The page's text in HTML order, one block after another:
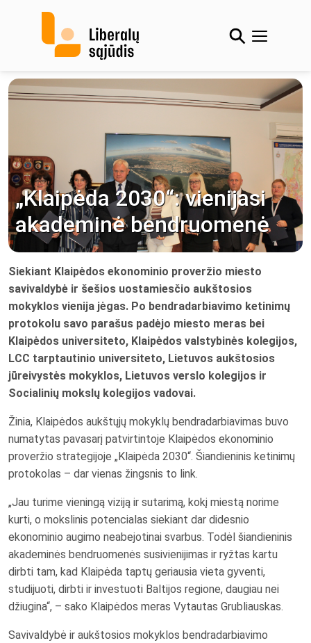
„Klaipėda 2030“: vienijasi
akademinė bendruomenė
Siekiant Klaipėdos ekonominio proveržio miesto
savivaldybė ir šešios uostamiesčio aukštosios
mokyklos vienija jėgas. Po bendradarbiavimo ketinimų
protokolu savo parašus padėjo miesto meras bei
Klaipėdos universiteto, Klaipėdos valstybinės kolegijos,
LCC tarptautinio universiteto, Lietuvos aukštosios
jūreivystės mokyklos, Lietuvos verslo kolegijos ir
Socialinių mokslų kolegijos vadovai.
Žinia, Klaipėdos aukštųjų mokyklų bendradarbiavimas buvo
numatytas pavasarį patvirtintoje Klaipėdos ekonominio
proveržio strategijoje „Klaipėda 2030“. Šiandieninis ketinimų
protokolas – dar vienas žingsnis to link.
„Jau turime vieningą viziją ir sutarimą, kokį miestą norime
kurti, o mokslinis potencialas siekiant dar didesnio
ekonominio augimo neabejotinai svarbus. Todėl šiandieninis
akademinės bendruomenės susivienijimas ir ryžtas kartu
dirbti tam, kad Klaipėda taptų geriausia vieta gyventi,
studijuoti, dirbti ir investuoti Baltijos regione, daugiau nei
džiugina“, – sako Klaipėdos meras Vytautas Grubliauskas.
Savivaldybė ir aukštosios mokyklos bendradarbiavimo